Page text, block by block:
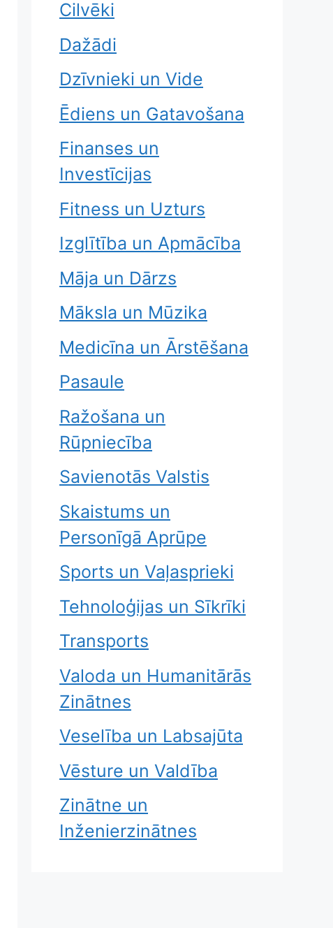
Cilvēki
Dažādi
Dzīvnieki un Vide
Ēdiens un Gatavošana
Finanses un
Investīcijas
Fitness un Uzturs
Izglītība un Apmācība
Māja un Dārzs
Māksla un Mūzika
Medicīna un Ārstēšana
Pasaule
Ražošana un
Rūpniecība
Savienotās Valstis
Skaistums un
Personīgā Aprūpe
Sports un Vaļasprieki
Tehnoloģijas un Sīkrīki
Transports
Valoda un Humanitārās
Zinātnes
Veselība un Labsajūta
Vēsture un Valdība
Zinātne un
Inženierzinātnes